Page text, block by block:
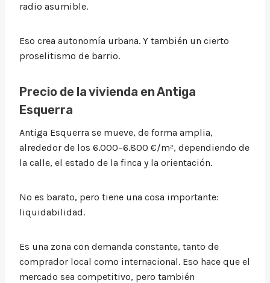
radio asumible.
Eso crea autonomía urbana. Y también un cierto
proselitismo de barrio.
Precio de la vivienda en Antiga
Esquerra
Antiga Esquerra se mueve, de forma amplia,
alrededor de los 6.000–6.800 €/m², dependiendo de
la calle, el estado de la finca y la orientación.
No es barato, pero tiene una cosa importante:
liquidabilidad.
Es una zona con demanda constante, tanto de
comprador local como internacional. Eso hace que el
mercado sea competitivo, pero también